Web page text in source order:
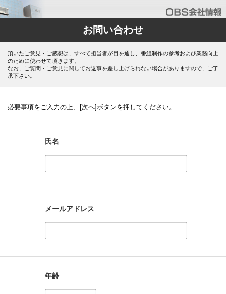
お問い合わせ
頂いたご意見・ご感想は、すべて担当者が目を通し、番組制作の参考および業務向上
のために使わせて頂きます。
なお、ご質問・ご意見に関してお返事を差し上げられない場合がありますので、ご了
承下さい。
必要事項をご入力の上、[次へ]ボタンを押してください。
氏名
メールアドレス
年齢